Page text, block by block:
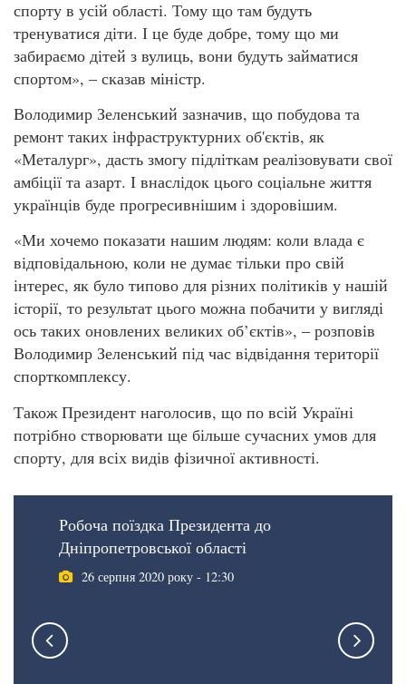
спорту в усій області. Тому що там будуть
тренуватися діти. І це буде добре, тому що ми
забираємо дітей з вулиць, вони будуть займатися
спортом», – сказав міністр.
Володимир Зеленський зазначив, що побудова та
ремонт таких інфраструктурних об'єктів, як
«Металург», дасть змогу підліткам реалізовувати свої
амбіції та азарт. І внаслідок цього соціальне життя
українців буде прогресивнішим і здоровішим.
«Ми хочемо показати нашим людям: коли влада є
відповідальною, коли не думає тільки про свій
інтерес, як було типово для різних політиків у нашій
історії, то результат цього можна побачити у вигляді
ось таких оновлених великих об’єктів», – розповів
Володимир Зеленський під час відвідання території
спорткомплексу.
Також Президент наголосив, що по всій Україні
потрібно створювати ще більше сучасних умов для
спорту, для всіх видів фізичної активності.
Робоча поїздка Президента до
Дніпропетровської області
26 серпня 2020 року - 12:30